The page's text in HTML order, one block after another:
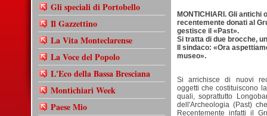
Gli speciali di Portobello
Il Gazzettino
La Vita Monteclarense
La Voce del Popolo
L'Eco della Bassa Bresciana
Montichiari Week
Paese Mio
MONTICHIARI. Gli antichi
recentemente donati al
gestisce il «Past».
Si tratta di due brocche,
Il sindaco: «Ora
museo».
Si arrichisce di nuovi
oggetti che costituiscono
quali, soprattutto
dell'Archeologia (Past)
Recentemente infatti il